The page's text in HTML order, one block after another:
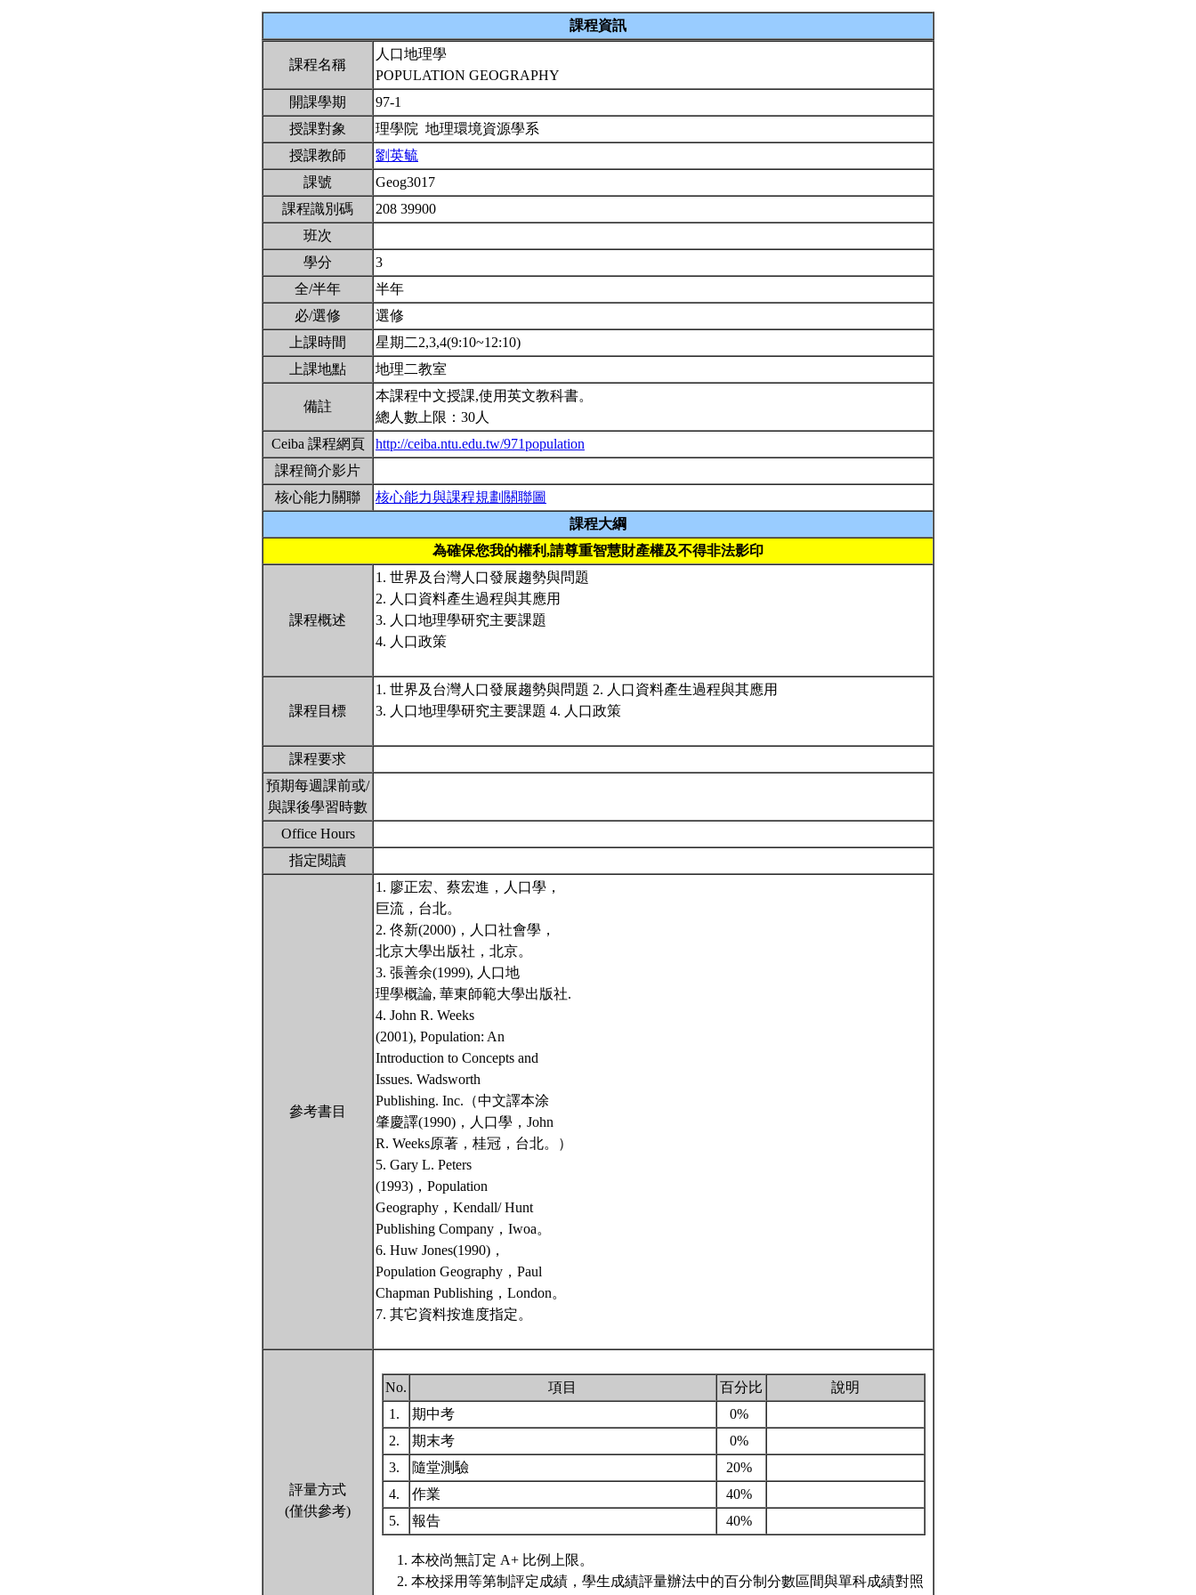
課程資訊
課程名稱
人口地理學
POPULATION GEOGRAPHY
開課學期
97-1
授課對象
理學院 地理環境資源學系
授課教師
劉英毓
課號
Geog3017
課程識別碼
208 39900
班次
學分
3
全/半年
半年
必/選修
選修
上課時間
星期二2,3,4(9:10~12:10)
上課地點
地理二教室
備註
本課程中文授課,使用英文教科書。
總人數上限：30人
Ceiba 課程網頁
http://ceiba.ntu.edu.tw/971population
課程簡介影片
核心能力關聯
核心能力與課程規劃關聯圖
課程大綱
為確保您我的權利,請尊重智慧財產權及不得非法影印
課程概述
1. 世界及台灣人口發展趨勢與問題
2. 人口資料產生過程與其應用
3. 人口地理學研究主要課題
4. 人口政策
課程目標
1. 世界及台灣人口發展趨勢與問題 2. 人口資料產生過程與其應用
3. 人口地理學研究主要課題 4. 人口政策
課程要求
預期每週課前或/
與課後學習時數
Office Hours
指定閱讀
參考書目
1. 廖正宏、蔡宏進，人口學，
巨流，台北。
2. 佟新(2000)，人口社會學，
北京大學出版社，北京。
3. 張善余(1999), 人口地
理學概論, 華東師範大學出版社.
4. John R. Weeks
(2001), Population: An
Introduction to Concepts and
Issues. Wadsworth
Publishing. Inc.（中文譯本涂
肇慶譯(1990)，人口學，John
R. Weeks原著，桂冠，台北。）
5. Gary L. Peters
(1993)，Population
Geography，Kendall/ Hunt
Publishing Company，Iwoa。
6. Huw Jones(1990)，
Population Geography，Paul
Chapman Publishing，London。
7. 其它資料按進度指定。
評量方式
(僅供參考)
No. 項目 百分比
說明
1.
期中考
0%
2.
期末考
0%
3.
隨堂測驗
20%
4.
作業
40%
5.
報告 40%
本校尚無訂定 A+ 比例上限。
本校採用等第制評定成績，學生成績評量辦法中的百分制分數區間與單科成績對照